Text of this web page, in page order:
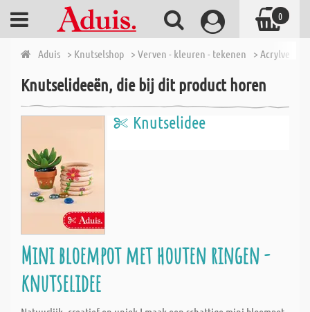
Aduis > Knutselshop > Verven - kleuren - tekenen > Acrylverf
Knutselideeën, die bij dit product horen
Knutselidee
Mini bloempot met houten ringen -
knutselidee
0